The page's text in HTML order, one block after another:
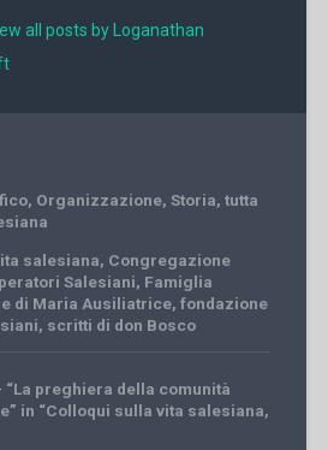
all posts by Loganathan
, Organizzazione, Storia, tutta
salesiana, Congregazione
Salesiani, Famiglia
di Maria Ausiliatrice, fondazione
, scritti di don Bosco
“La preghiera della comunità
in “Colloqui sulla vita salesiana,